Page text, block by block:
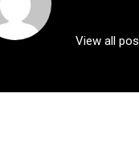
View all